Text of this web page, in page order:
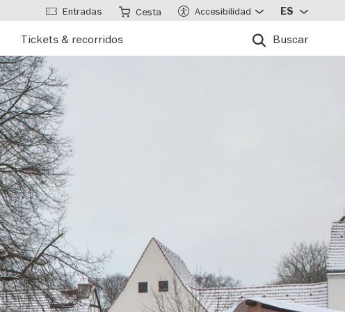
Tickets & recorridos Buscar
Entradas Cesta Accesibilidad ES